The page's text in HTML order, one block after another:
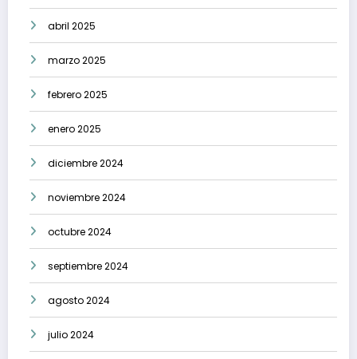
abril 2025
marzo 2025
febrero 2025
enero 2025
diciembre 2024
noviembre 2024
octubre 2024
septiembre 2024
agosto 2024
julio 2024